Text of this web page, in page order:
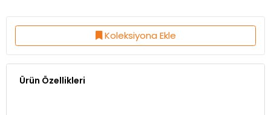
Koleksiyona Ekle
Ürün Özellikleri